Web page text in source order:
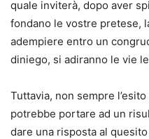
quale inviterà, dopo aver
fondano le vostre pretese,
adempiere entro un
diniego, si adiranno le vie
Tuttavia, non sempre
potrebbe portare ad un
dare una risposta al